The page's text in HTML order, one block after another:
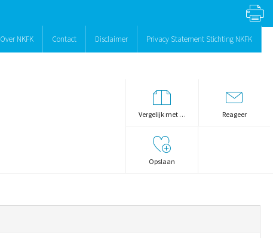
Over NKFK Contact Disclaimer Privacy Statement Stichting NKFK
Vergelijk met … Reageer
Opslaan